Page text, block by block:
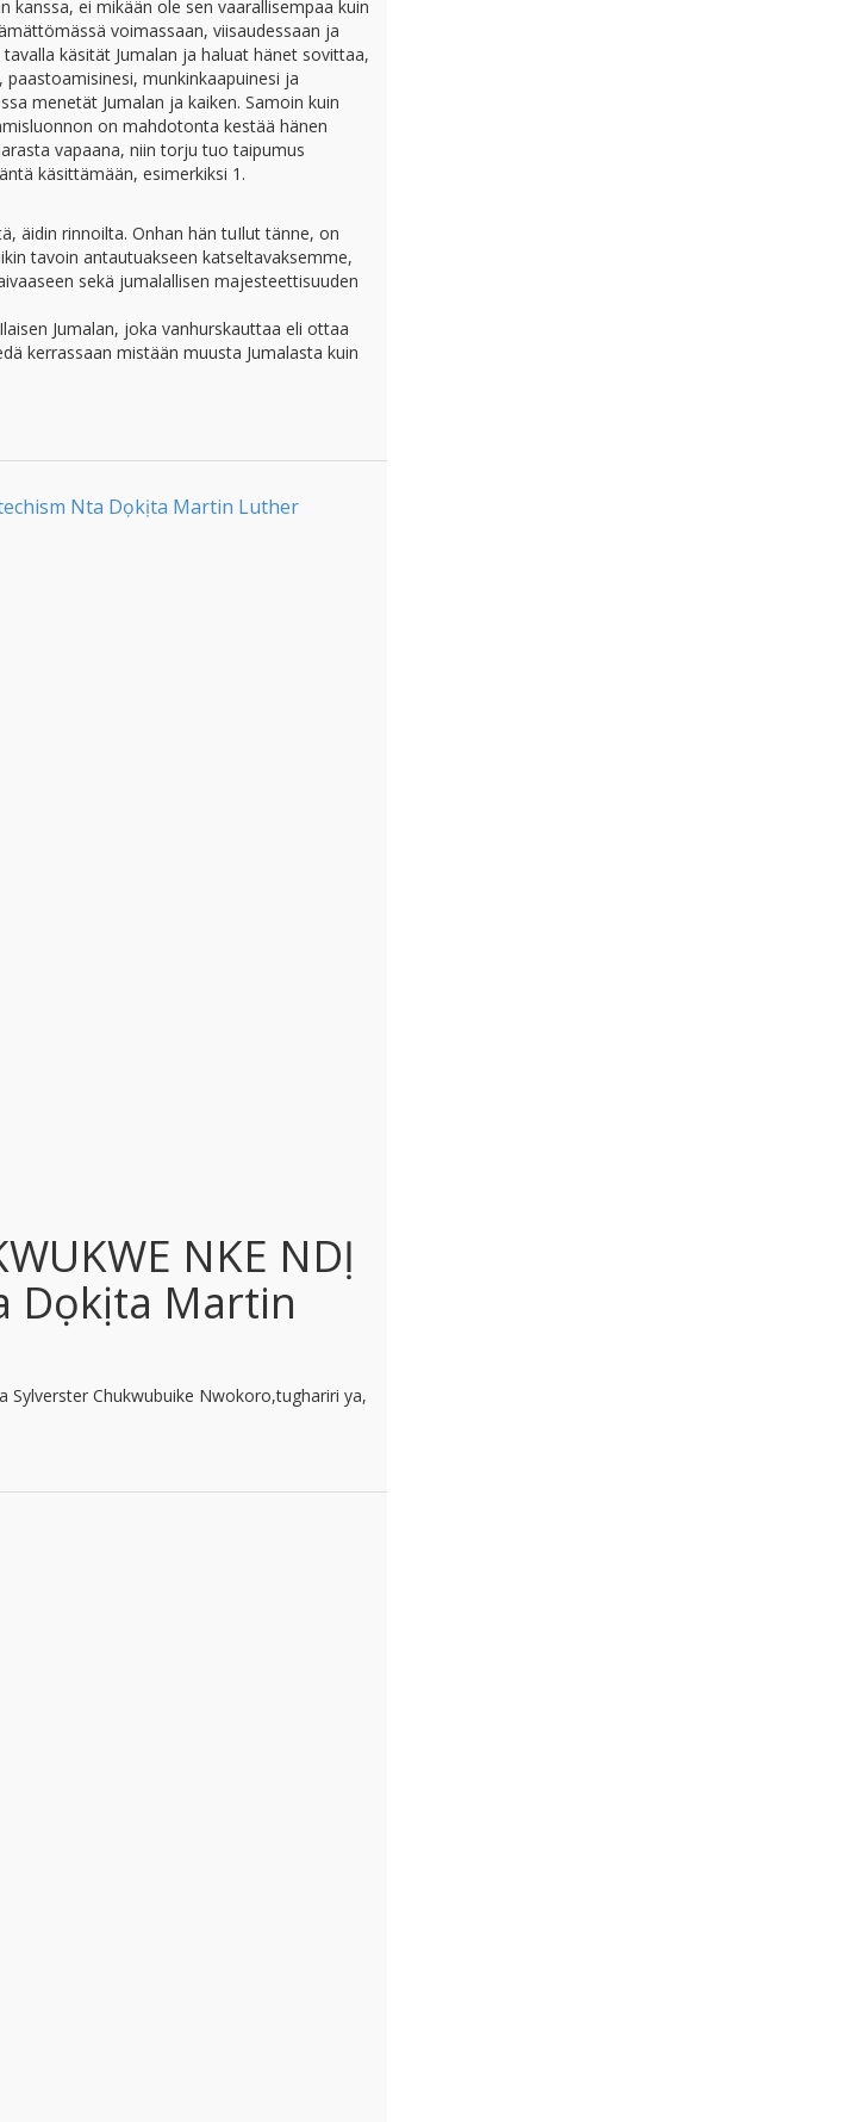
ei mikään ole sen vaarallisempaa kuin
voimassaan, viisaudessaan ja
käsität Jumalan ja haluat hänet sovittaa,
munkinkaapuinesi ja
menetät Jumalan ja kaiken. Samoin kuin
on mahdotonta kestää hänen
vapaana, niin torju tuo taipumus
käsittämään, esimerkiksi 1.
äidin rinnoilta. Onhan hän tuIlut tänne, on
tavoin antautuakseen katseltavaksemme,
sekä jumalallisen majesteettisuuden
Jumalan, joka vanhurskauttaa eli ottaa
kerrassaan mistään muusta Jumalasta kuin
Nta Dọkịta Martin Luther
NKE NDỊ
Dọkịta Martin
Sylverster Chukwubuike Nwokoro,tughariri ya,